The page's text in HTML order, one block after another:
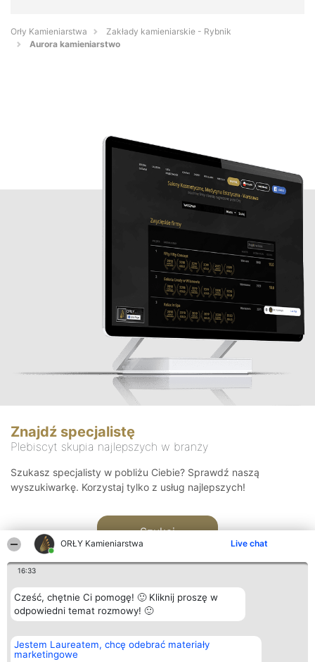
ORŁY Kamieniarstwa Live chat
16:33
Cześć, chętnie Ci pomogę! 🙂 Kliknij proszę w
odpowiedni temat rozmowy! 🙂
Jestem Laureatem, chcę odebrać materiały
marketingowe
Orły Kamieniarstwa
Zakłady kamieniarskie - Rybnik
Aurora kamieniarstwo
Znajdź specjalistę
Plebiscyt skupia najlepszych w branży
Szukasz specjalisty w pobliżu Ciebie? Sprawdź naszą
wyszukiwarkę. Korzystaj tylko z usług najlepszych!
Szukaj
Organizator plebiscytu
Bright Side Solutions sp. z o.
o. sp. k.
Plebiscyt
Laureaci
Kontakt
Kontakt